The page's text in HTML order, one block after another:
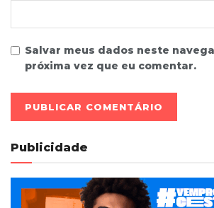
Salvar meus dados neste
próxima vez que eu comentar.
Publicidade